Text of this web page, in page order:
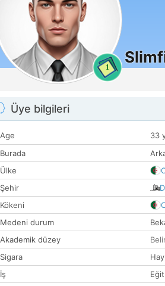
1
Üye bilgileri
Age
33
Burada
Ülke
Şehir
Kökeni
Medeni durum
Akademik düzey
Sigara
İş